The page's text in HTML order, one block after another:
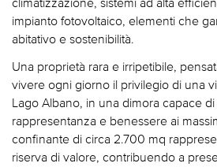
impianto fotovoltaico, elementi che
abitativo e sostenibilità.
Una proprietà rara e irripetibile,
vivere ogni giorno il privilegio di una
Lago Albano, in una dimora capace
rappresentanza e benessere ai
confinante di circa 2.700 mq
riserva di valore, contribuendo a